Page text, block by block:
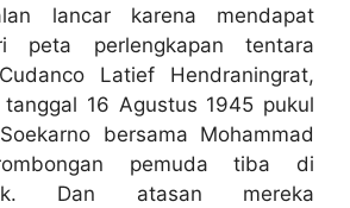
lancar karena mendapat
peta perlengkapan tentara
Latief Hendraningrat,
16 Agustus 1945 pukul
bersama Mohammad
pemuda tiba di
Dan atasan mereka